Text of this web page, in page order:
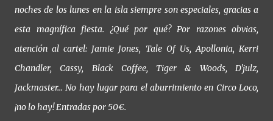
noches de los lunes en la isla siempre son especiales, gracias a
esta magnífica fiesta. ¿Qué por qué? Por razones obvias,
atención al cartel: Jamie Jones, Tale Of Us, Apollonia, Kerri
Chandler, Cassy, Black Coffee, Tiger & Woods, D'julz,
Jackmaster… No hay lugar para el aburrimiento en Circo Loco,
¡no lo hay! Entradas por 50€.